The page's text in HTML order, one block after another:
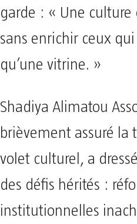
garde : « Une culture
sans enrichir ceux
qu’une vitrine. »
Shadiya Alimatou
brièvement assuré la
volet culturel, a
des défis hérités :
institutionnelles